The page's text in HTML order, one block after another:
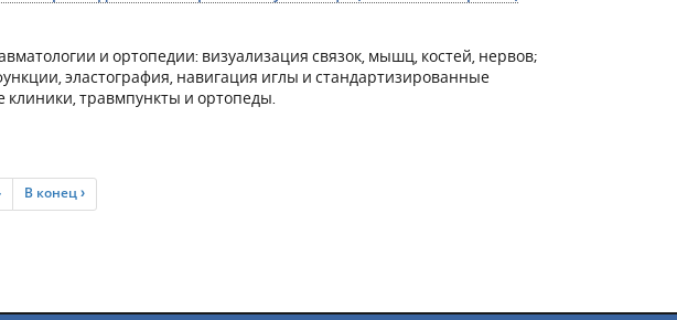
и ортопедии: визуализация связок, мышц, костей, нервов;
эластография, навигация иглы и стандартизированные
клиники, травмпункты и ортопеды.
В конец ›